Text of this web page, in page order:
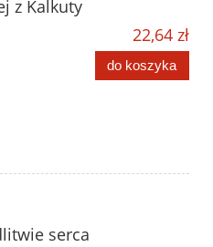
z Kalkuty
22,64 zł
do koszyka
serca